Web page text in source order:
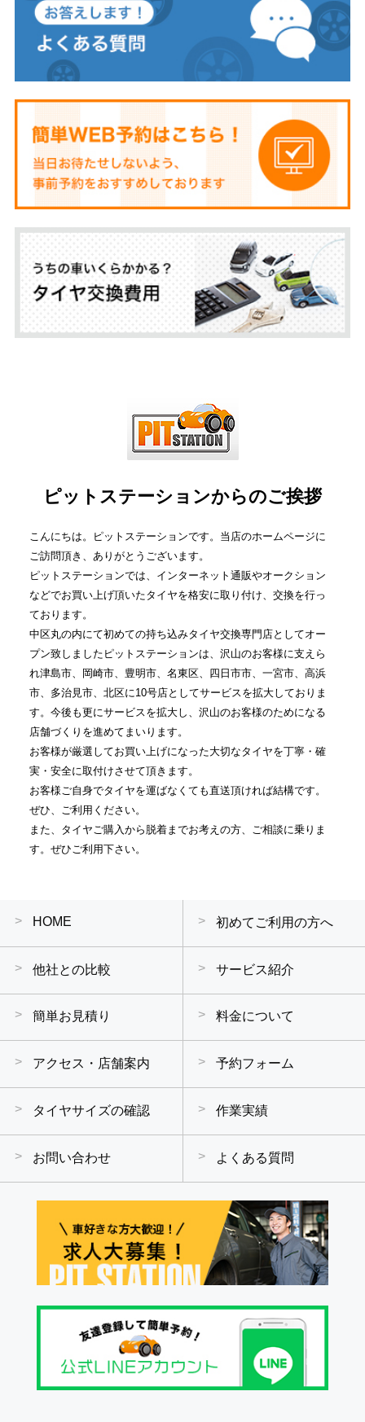
ピットステーションからのご挨拶
こんにちは。ピットステーションです。当店のホームページに
ご訪問頂き、ありがとうございます。
ピットステーションでは、インターネット通販やオークション
などでお買い上げ頂いたタイヤを格安に取り付け、交換を行っ
ております。
中区丸の内にて初めての持ち込みタイヤ交換専門店としてオー
プン致しましたピットステーションは、沢山のお客様に支えら
れ津島市、岡崎市、豊明市、名東区、四日市市、一宮市、高浜
市、多治見市、北区に10号店としてサービスを拡大しておりま
す。今後も更にサービスを拡大し、沢山のお客様のためになる
店舗づくりを進めてまいります。
お客様が厳選してお買い上げになった大切なタイヤを丁寧・確
実・安全に取付けさせて頂きます。
お客様ご自身でタイヤを運ばなくても直送頂ければ結構です。
ぜひ、ご利用ください。
また、タイヤご購入から脱着までお考えの方、ご相談に乗りま
す。ぜひご利用下さい。
HOME 初めてご利用の方へ
他社との比較 サービス紹介
簡単お見積り 料金について
アクセス・店舗案内 予約フォーム
タイヤサイズの確認 作業実績
お問い合わせ よくある質問